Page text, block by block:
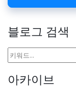
블로그 검색
아카이브